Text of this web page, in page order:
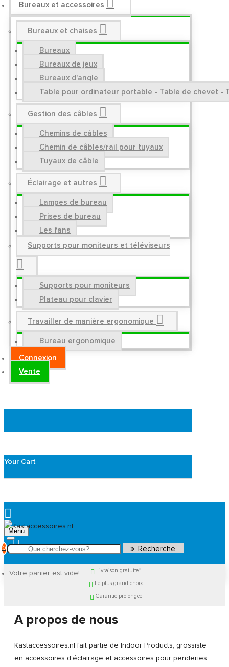
Bureaux et accessoires
Bureaux et chaises
Bureaux
Bureaux de jeux
Bureaux d'angle
Table pour ordinateur portable - Table de chevet -
Gestion des câbles
Chemins de câbles
Chemin de câbles/rail pour tuyaux
Tuyaux de câble
Éclairage et autres
Lampes de bureau
Prises de bureau
Les fans
Supports pour moniteurs et téléviseurs
Supports pour moniteurs
Plateau pour clavier
Travailler de manière ergonomique
Bureau ergonomique
Connexion
Vente
Your Cart
Menu
0
Votre panier est vide!
Recherche
Livraison gratuite*
Le plus grand choix
Garantie prolongée
A propos de nous
Kastaccessoires.nl fait partie de Indoor Products, grossiste
en accessoires d'éclairage et accessoires pour penderies